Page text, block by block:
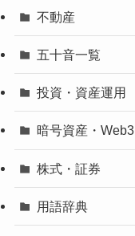
不動産
五十音一覧
投資・資産運用
暗号資産・Web3
株式・証券
用語辞典